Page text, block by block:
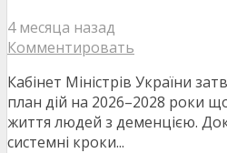
4 месяца назад
Комментировать
Кабінет Міністрів України
план дій на 2026–2028 роки
життя людей з деменцією.
системні кроки...